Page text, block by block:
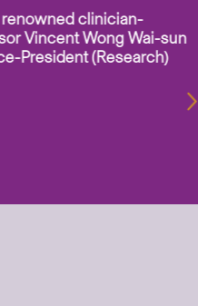
clinician-
Vincent Wong Wai-sun
President (Research)